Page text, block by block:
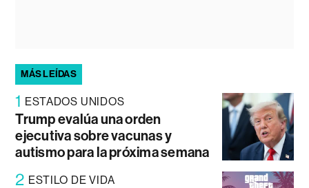
MÁS LEÍDAS
1 ESTADOS UNIDOS
Trump evalúa una orden
ejecutiva sobre vacunas y
autismo para la próxima semana
2 ESTILO DE VIDA